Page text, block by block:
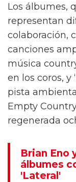
Los álbumes,
representan
colaboración,
canciones
música
en los coros, y
pista
Empty
regenerada
Brian Eno
álbumes
'Lateral'